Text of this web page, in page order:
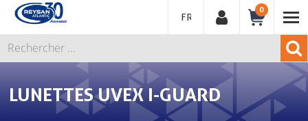
FRANÇAIS
0
LUNETTES UVEX I-GUARD